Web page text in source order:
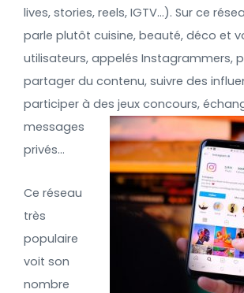
lives, stories, reels, IGTV…). Sur ce
parle plutôt cuisine, beauté, déco et
utilisateurs, appelés Instagrammers,
partager du contenu, suivre des
participer à des jeux concours,
messages
privés…
Ce réseau
très
populaire
voit son
nombre